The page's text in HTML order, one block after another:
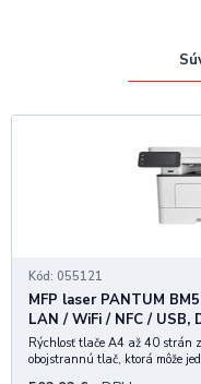
Kód: 055121
MFP laser PANTUM
LAN / WiFi / NFC / USB,
Rýchlosť tlače A4 až 40 strán
obojstrannú tlač, ktorá môže